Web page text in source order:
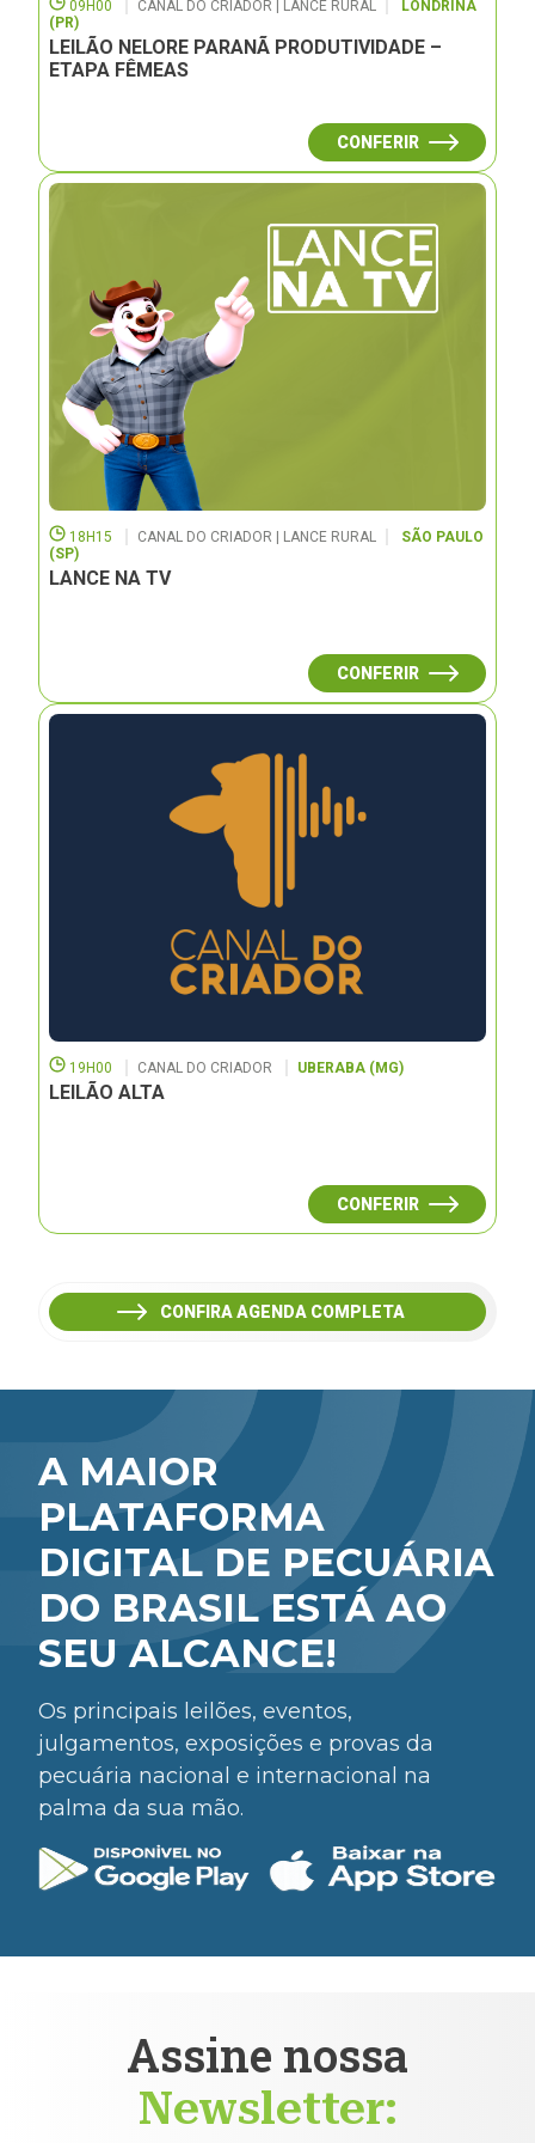
09H00 CANAL DO CRIADOR | LANCE RURAL
LONDRINA
(PR)
LEILÃO NELORE PARANÃ PRODUTIVIDADE –
ETAPA FÊMEAS
CONFERIR
18H15 CANAL DO CRIADOR | LANCE RURAL
SÃO PAULO
(SP)
LANCE NA TV
CONFERIR
19H00 CANAL DO CRIADOR UBERABA (MG)
LEILÃO ALTA
CONFERIR
CONFIRA AGENDA COMPLETA
A MAIOR
PLATAFORMA
DIGITAL DE PECUÁRIA
DO BRASIL ESTÁ AO
SEU ALCANCE!
Os principais leilões, eventos,
julgamentos, exposições e provas da
pecuária nacional e internacional na
palma da sua mão.
Assine nossa
Newsletter: